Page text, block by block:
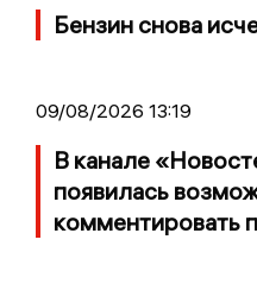
Бензин снова
09/08/2026 13:19
В канале
появилась
комментировать